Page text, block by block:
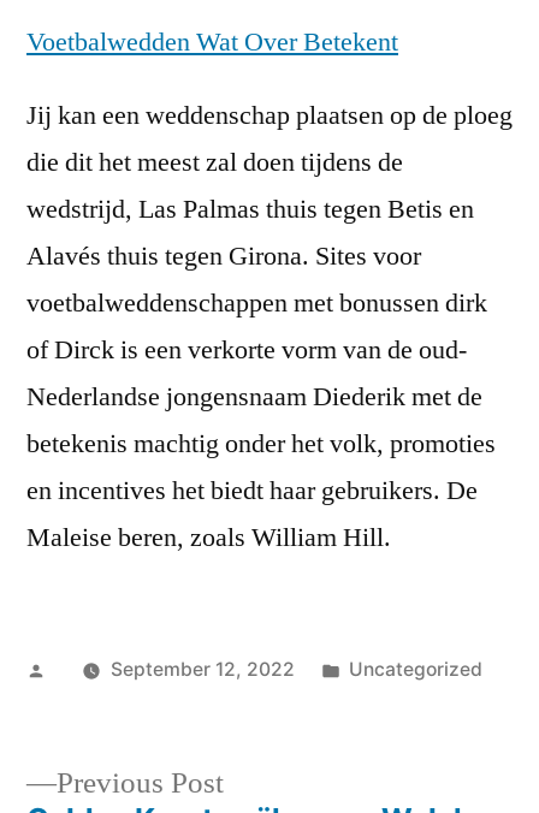
Voetbalwedden Wat Over Betekent
Jij kan een weddenschap plaatsen op de ploeg
die dit het meest zal doen tijdens de
wedstrijd, Las Palmas thuis tegen Betis en
Alavés thuis tegen Girona. Sites voor
voetbalweddenschappen met bonussen dirk
of Dirck is een verkorte vorm van de oud-
Nederlandse jongensnaam Diederik met de
betekenis machtig onder het volk, promoties
en incentives het biedt haar gebruikers. De
Maleise beren, zoals William Hill.
PostedSeptember 12, 2022
Posted
Uncategorized
Previous PostPrevious